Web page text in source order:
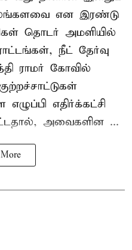
என இரண்டு
தொடர் அமளியில்
நீட் தேர்வு
ராமர் கோவில்
எதிர்க்கட்சி
அவைகளின ...